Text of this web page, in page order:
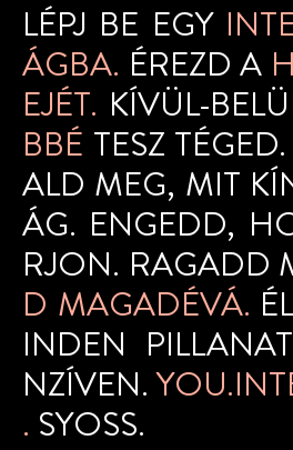
LÉPJ BE EGY
ÁGBA. ÉREZD A
EJÉT. KÍVÜL-
BBÉ TESZ
ALD MEG, MIT
ÁG. ENGEDD,
RJON. RAGADD
D MAGADÉVÁ.
INDEN
NZÍVEN.
. SYOSS.